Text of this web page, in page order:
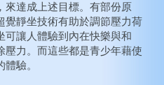
來達成上述目標。有部份原
覺靜坐技術有助於調節壓力荷
可讓人體驗到內在快樂與和
壓力。而這些都是青少年藉使
驗。